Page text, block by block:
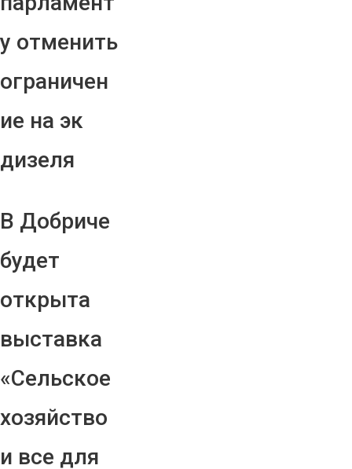
у отменить
ограничен
ие на эк
дизеля
В Добриче
будет
открыта
выставка
«Сельское
хозяйство
и все для